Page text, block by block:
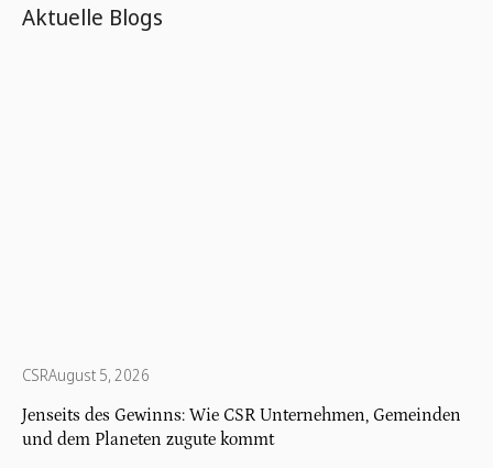
Aktuelle Blogs
CSRAugust 5, 2026
Jenseits des Gewinns: Wie CSR Unternehmen, Gemeinden
und dem Planeten zugute kommt